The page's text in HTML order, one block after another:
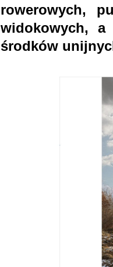
rowerowych,
widokowych, a
środków